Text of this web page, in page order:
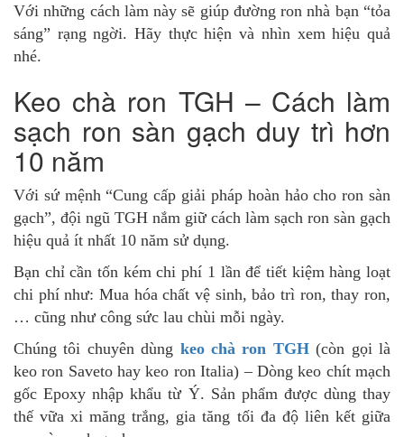
Với những cách làm này sẽ giúp đường ron nhà bạn “tỏa
sáng” rạng ngời. Hãy thực hiện và nhìn xem hiệu quả
nhé.
Keo chà ron TGH – Cách làm
sạch ron sàn gạch duy trì hơn
10 năm
Với sứ mệnh “Cung cấp giải pháp hoàn hảo cho ron sàn
gạch”, đội ngũ TGH nắm giữ cách làm sạch ron sàn gạch
hiệu quả ít nhất 10 năm sử dụng.
Bạn chỉ cần tốn kém chi phí 1 lần để tiết kiệm hàng loạt
chi phí như: Mua hóa chất vệ sinh, bảo trì ron, thay ron,
… cũng như công sức lau chùi mỗi ngày.
Chúng tôi chuyên dùng keo chà ron TGH(còn gọi là
keo ron Saveto hay keo ron Italia) – Dòng keo chít mạch
gốc Epoxy nhập khẩu từ Ý. Sản phẩm được dùng thay
thế vữa xi măng trắng, gia tăng tối đa độ liên kết giữa